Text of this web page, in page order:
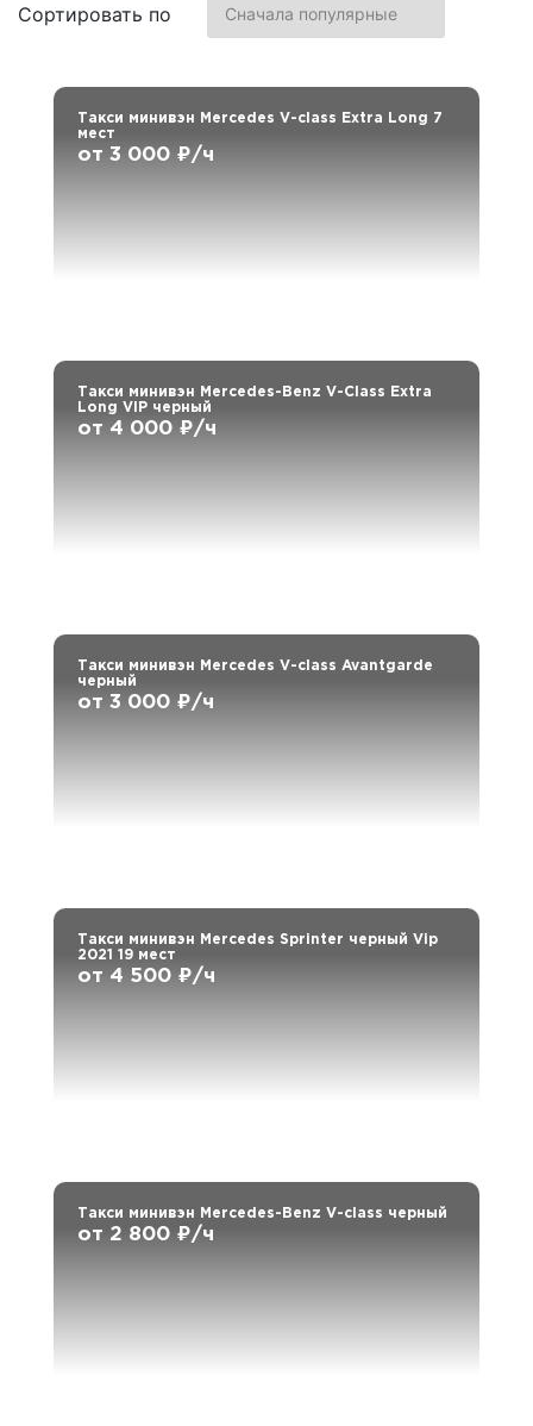
Сортировать по
Такси минивэн Mercedes V-class Extra Long 7
мест
от 3 000 ₽/ч
Такси минивэн Mercedes-Benz V-Class Extra
Long VIP черный
от 4 000 ₽/ч
Такси минивэн Mercedes V-class Avantgarde
черный
от 3 000 ₽/ч
Такси минивэн Mercedes Sprinter черный Vip
2021 19 мест
от 4 500 ₽/ч
Такси минивэн Mercedes-Benz V-class черный
от 2 800 ₽/ч